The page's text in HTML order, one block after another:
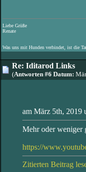
Liebe Grüße
Renate
Was uns mit Hunden verbindet, ist die
Re: Iditarod Links
(Antworten #6 Datum:
am März 5th, 2019
Mehr oder weniger
https://
Zitierten Beitrag